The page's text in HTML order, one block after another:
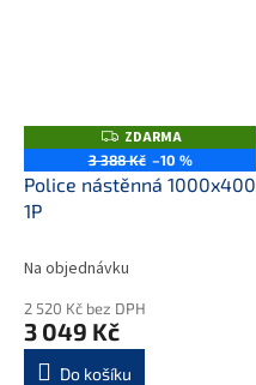
Z
D
A
R
ZDARMA
3 388 Kč –10 %
Police nástěnná 1000x400
1P
Na objednávku
2 520 Kč bez DPH
3 049 Kč
Do košíku